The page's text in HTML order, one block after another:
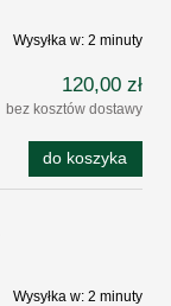
Wysyłka w: 2 minuty
120,00 zł
bez kosztów dostawy
do koszyka
Wysyłka w: 2 minuty